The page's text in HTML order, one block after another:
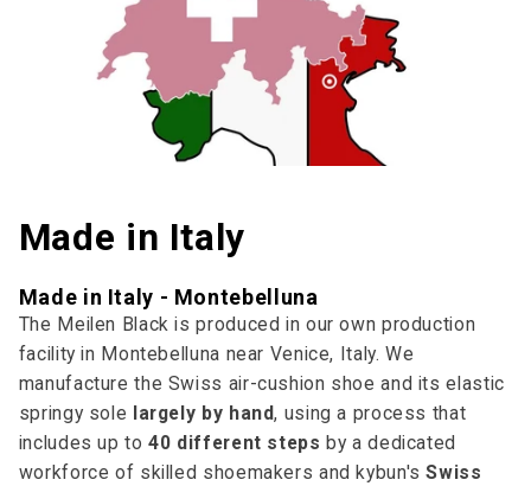
Made in Italy
Made in Italy - Montebelluna
The Meilen Black is produced in our own production
facility in Montebelluna near Venice, Italy. We
manufacture the Swiss air-cushion shoe and its elastic
springy sole
largely by hand, using a process that
includes up to40 different steps by a dedicated
workforce of skilled shoemakers and kybun'sSwiss